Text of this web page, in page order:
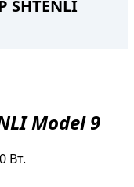
Model 9
Вт.